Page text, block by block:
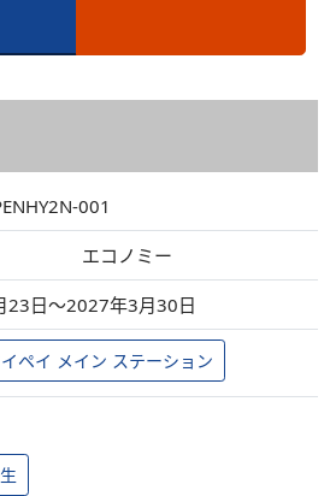
001
エコノミー
23日～2027年3月30日
ペイ メイン ステーション